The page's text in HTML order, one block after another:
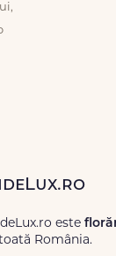
este
România.